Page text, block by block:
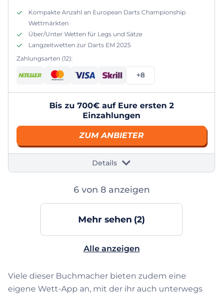
Kompakte Anzahl an European Darts Championship
Wettmärkten
Über/Unter Wetten für Legs und Sätze
Langzeitwetten zur Darts EM 2025
Zahlungsarten (12):
+8
Bis zu 700€ auf Eure ersten 2
Einzahlungen
ZUM ANBIETER
Details
6von 8 anzeigen
Mehr sehen (2)
Alle anzeigen
Viele dieser Buchmacher bieten zudem eine
eigene Wett-App an, mit der ihr auch unterwegs